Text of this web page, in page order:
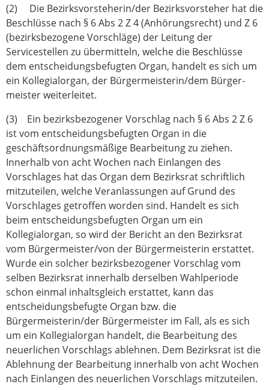
(2) Die Bezirksvorsteherin/der Bezirksvorsteher hat die
Beschlüsse nach § 6 Abs 2 Z 4 (Anhörungsrecht) und Z 6
(bezirksbezogene Vorschläge) der Leitung der
Servicestellen zu übermitteln, welche die Beschlüsse
dem entscheidungsbefugten Organ, handelt es sich um
ein Kollegialorgan, der Bürgermeisterin/dem Bürger­
meister weiterleitet.
(3) Ein bezirksbezogener Vorschlag nach § 6 Abs 2 Z 6
ist vom entscheidungsbefugten Organ in die
geschäftsordnungsmäßige Bearbeitung zu ziehen.
Innerhalb von acht Wochen nach Einlangen des
Vorschlages hat das Organ dem Bezirksrat schriftlich
mitzuteilen, welche Veranlassungen auf Grund des
Vorschlages getroffen worden sind. Handelt es sich
beim entscheidungsbefugten Organ um ein
Kollegialorgan, so wird der Bericht an den Bezirksrat
vom Bürgermeister/von der Bürgermeisterin erstattet.
Wurde ein solcher bezirksbezogener Vorschlag vom
selben Bezirksrat innerhalb derselben Wahlperiode
schon einmal inhaltsgleich erstattet, kann das
entscheidungsbefugte Organ bzw. die
Bürgermeisterin/der Bürgermeister im Fall, als es sich
um ein Kollegialorgan handelt, die Bearbeitung des
neuerlichen Vorschlags ablehnen. Dem Bezirksrat ist die
Ablehnung der Bearbeitung innerhalb von acht Wochen
nach Einlangen des neuerlichen Vorschlags mitzuteilen.